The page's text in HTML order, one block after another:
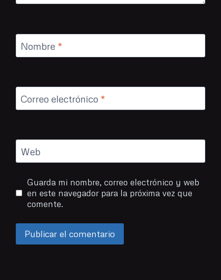
Nombre *
Correo electrónico *
Web
Guarda mi nombre, correo electrónico y web
en este navegador para la próxima vez que
comente.